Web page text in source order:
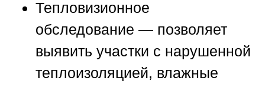
Тепловизионное
обследование — позволяет
выявить участки с нарушенной
теплоизоляцией, влажные